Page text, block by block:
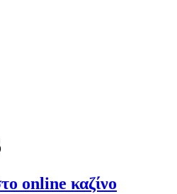
online καζίνο